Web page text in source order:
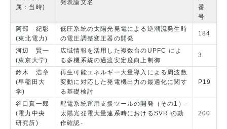
属：当時)
発表論文名
番
号
阿部 紀彰
(東北電力)
低圧系統の太陽光発電による逆潮流発生時
の電圧調整変圧器の開発
184
河辺 賢一
(東京大学)
広域情報を活用した複数台のUPFC によ
る多機系統の過渡安定度向上制御
3
鈴木 浩章
(早稲田大
学)
再生可能エネルギー大量導入による周波数
変動に対応した発電機出力の最適化に関す
る基礎検討
P19
谷口真一郎
(電力中央
研究所)
配電系統運用支援ツールの開発（その1）‐
太陽光発電大量連系時におけるSVR の動
作確認‐
200